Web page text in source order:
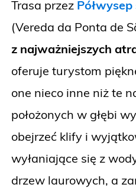
Trasa przez
(Vereda da Ponta de
z najważniejszych
oferuje turystom
one nieco inne niż te
położonych w głębi
obejrzeć klify i
wyłaniające się z
drzew laurowych, a